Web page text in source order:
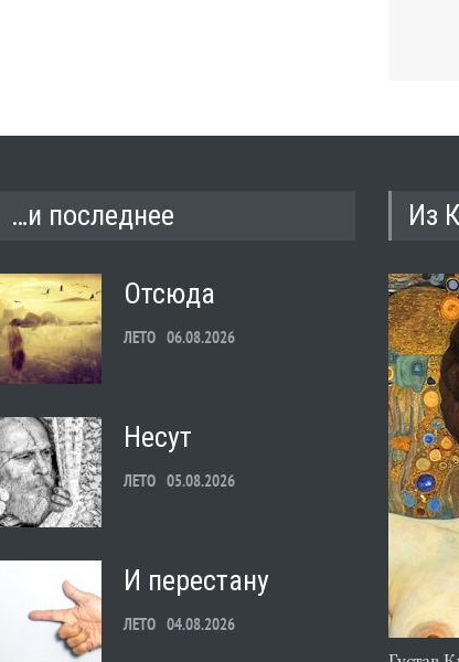
…и последнее
Отсюда
ЛЕТО 06.08.2026
Несут
ЛЕТО 05.08.2026
И перестану
ЛЕТО 04.08.2026
Из